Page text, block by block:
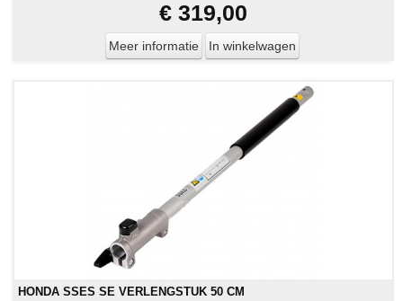
€ 319,00
Meer informatie In winkelwagen
HONDA SSES SE VERLENGSTUK 50 CM